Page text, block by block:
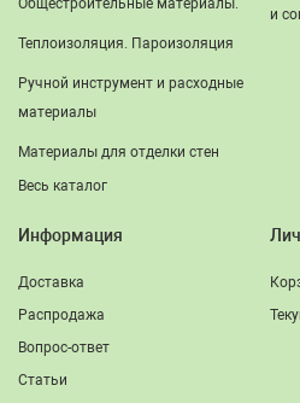
Теплоизоляция. Пароизоляция
Ручной инструмент и расходные
материалы
Материалы для отделки стен
Весь каталог
и
Информация
Доставка
Распродажа
Вопрос-ответ
Статьи